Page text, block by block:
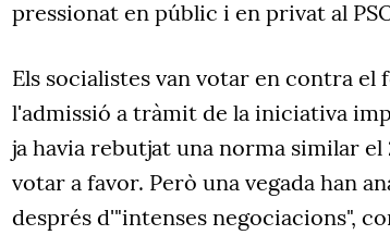
pressionat en públic i en privat al
Els socialistes van votar en contra el
l'admissió a tràmit de la iniciativa
ja havia rebutjat una norma similar el
votar a favor. Però una vegada han
després d'"intenses negociacions",